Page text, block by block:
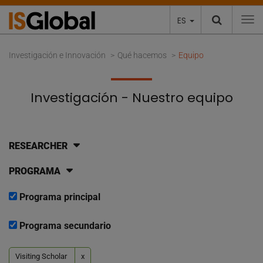
ES
Investigación e Innovación Qué hacemos Equipo
Investigación - Nuestro equipo
RESEARCHER
PROGRAMA
Programa principal
Programa secundario
Visiting Scholar x